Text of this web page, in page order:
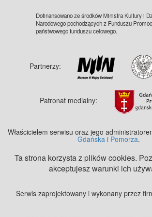
Dofinansowano ze środków Ministra Kultury i
Narodowego pochodzących z Funduszu
państwowego funduszu celowego.
Partnerzy:
Patronat medialny:
Właścicielem serwisu oraz jego
Gdańska i Pomorza.
Ta strona korzysta z plików cookies.
akceptujesz warunki ich
Serwis zaprojektowany i wykonany przez